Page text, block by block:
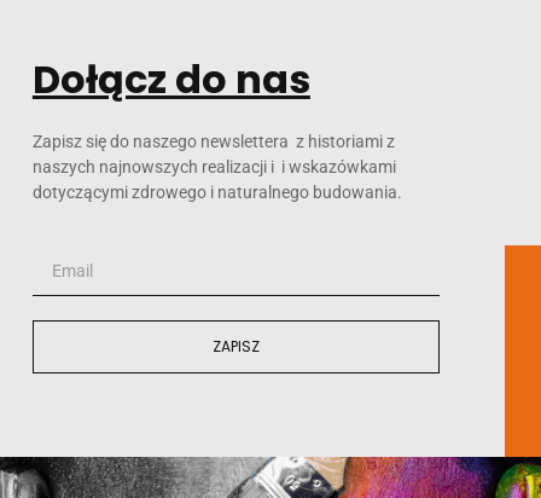
Dołącz do nas
Zapisz się do naszego newslettera z historiami z
naszych najnowszych realizacji i i wskazówkami
dotyczącymi zdrowego i naturalnego budowania.
ZAPISZ